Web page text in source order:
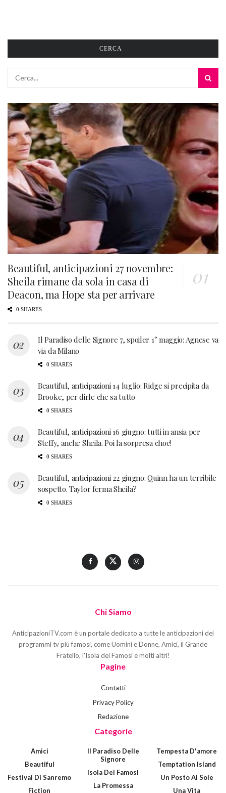
CERCA
Beautiful, anticipazioni 27 novembre:
Sheila rimane da sola in casa di
Deacon, ma Hope sta per arrivare
0 SHARES
Il Paradiso delle Signore 7, spoiler 1° maggio: Agnese va
via da Milano
0 SHARES
Beautiful, anticipazioni 14 luglio: Ridge si precipita da
Brooke, per dirle che sa tutto
0 SHARES
Beautiful, anticipazioni 16 giugno: tutti in ansia per
Steffy, anche Sheila. Poi la sorpresa choc!
0 SHARES
Beautiful, anticipazioni 22 giugno: Quinn ha un terribile
sospetto. Taylor ferma Sheila?
0 SHARES
Chi Siamo
AnticipazioniTV.com è un portale dedicato a tutte le anticipazioni dei
programmi tv più famosi, come Uomini e Donne, Amici, il Grande
Fratello, l'Isola dei Famosi e molti altri!
Pagine
Contatti
Privacy Policy
Redazione
Categorie
Amici
Beautiful
Festival Di Sanremo
Fiction
Il Paradiso Delle
Signore
Isola Dei Famosi
La Promessa
Tempesta D'amore
Temptation Island
Un Posto Al Sole
Una Vita